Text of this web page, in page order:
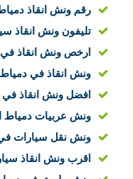
رقم ونش انقاذ
تليفون ونش انقاذ
ارخص ونش انقاذ في
ونش انقاذ في دمياط
افضل ونش انقاذ في
ونش عربيات دمياط
ونش نقل سيارات
اقرب ونش انقاذ